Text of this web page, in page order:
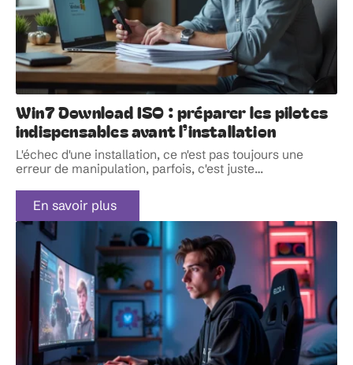
Win7 Download ISO : préparer les pilotes
indispensables avant l’installation
L'échec d'une installation, ce n'est pas toujours une
erreur de manipulation, parfois, c'est juste…
En savoir plus